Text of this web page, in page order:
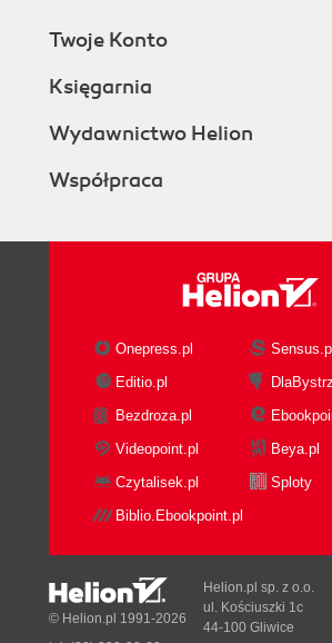
Twoje Konto
Księgarnia
Wydawnictwo Helion
Współpraca
Onepress.pl
Editio.pl
Bezdroza.pl
Videopoint.pl
Beya.pl
Czytalisek.pl
Sploty
Biblio.Ebookpoint.pl
© Helion.pl 1991-2026
Helion.pl sp. z o.o.
ul. Kościuszki 1c
44-100 Gliwice